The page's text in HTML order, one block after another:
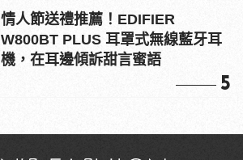
情人節送禮推薦！EDIFIER
W800BT PLUS 耳罩式無線藍牙耳
機，在耳邊傾訴甜言蜜語
5